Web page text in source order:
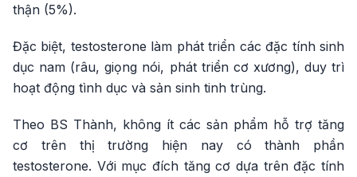
thận (5%).
Đặc biệt, testosterone làm phát triển các đặc tính sinh
dục nam (râu, giọng nói, phát triển cơ xương), duy trì
hoạt động tình dục và sản sinh tinh trùng.
Theo BS Thành, không ít các sản phẩm hỗ trợ tăng
cơ trên thị trường hiện nay có thành phần
testosterone. Với mục đích tăng cơ dựa trên đặc tính